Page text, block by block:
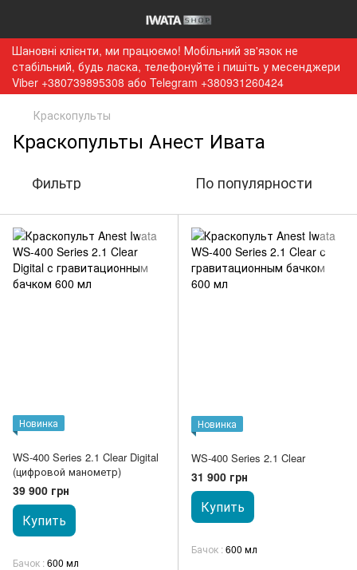
Шановні клієнти, ми працюємо! Мобільний зв'язок не
стабільний, будь ласка, телефонуйте і пишіть у месенджери
Viber +380739895308 або Telegram +380931260424
Краскопульты
Краскопульты Анест Ивата
Фильтр По популярности
Новинка
WS-400 Series 2.1 Clear Digital
(цифровой манометр)
39 900 грн
Купить
Бачок 600 мл
Новинка
WS-400 Series 2.1 Clear
31 900 грн
Купить
Бачок 600 мл